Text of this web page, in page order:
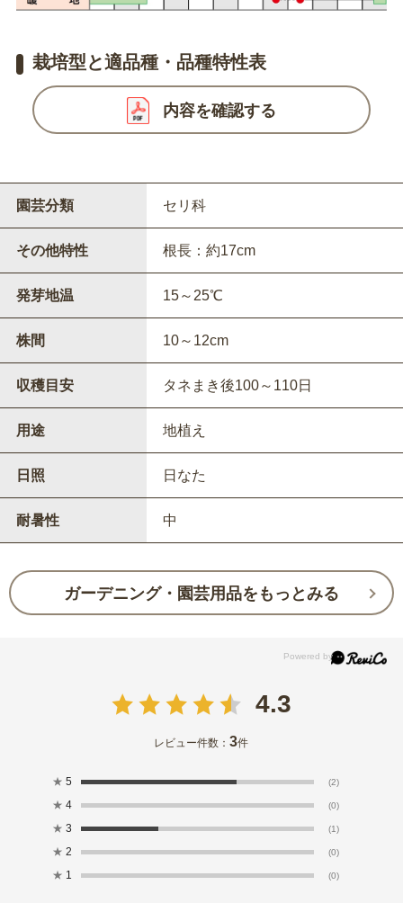
栽培型と適品種・品種特性表
内容を確認する
園芸分類 セリ科
その他特性 根長：約17cm
発芽地温 15～25℃
株間 10～12cm
収穫目安 タネまき後100～110日
用途 地植え
日照 日なた
耐暑性 中
ガーデニング・園芸用品をもっとみる
4.3
レビュー件数：3件
★ 5 (2)
★ 4 (0)
★ 3 (1)
★ 2 (0)
★ 1 (0)